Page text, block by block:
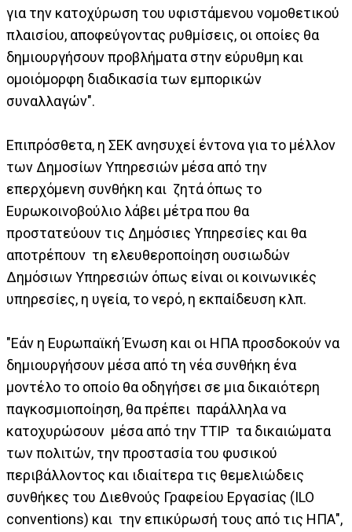
για την κατοχύρωση του υφιστάμενου νομοθετικού
πλαισίου, αποφεύγοντας ρυθμίσεις, οι οποίες θα
δημιουργήσουν προβλήματα στην εύρυθμη και
ομοιόμορφη διαδικασία των εμπορικών
συναλλαγών".
Επιπρόσθετα, η ΣΕΚ ανησυχεί έντονα για το μέλλον
των Δημοσίων Υπηρεσιών μέσα από την
επερχόμενη συνθήκη και ζητά όπως το
Ευρωκοινοβούλιο λάβει μέτρα που θα
προστατεύουν τις Δημόσιες Υπηρεσίες και θα
αποτρέπουν τη ελευθεροποίηση ουσιωδών
Δημόσιων Υπηρεσιών όπως είναι οι κοινωνικές
υπηρεσίες, η υγεία, το νερό, η εκπαίδευση κλπ.
"Εάν η Ευρωπαϊκή Ένωση και οι ΗΠΑ προσδοκούν να
δημιουργήσουν μέσα από τη νέα συνθήκη ένα
μοντέλο το οποίο θα οδηγήσει σε μια δικαιότερη
παγκοσμιοποίηση, θα πρέπει παράλληλα να
κατοχυρώσουν μέσα από την TTIP τα δικαιώματα
των πολιτών, την προστασία του φυσικού
περιβάλλοντος και ιδιαίτερα τις θεμελιώδεις
συνθήκες του Διεθνούς Γραφείου Εργασίας (ILO
conventions) και την επικύρωσή τους από τις ΗΠΑ",